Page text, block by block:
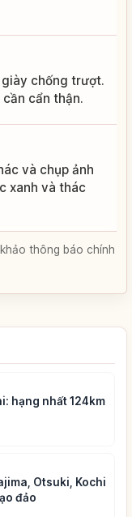
chống trượt.
cẩn thận.
và chụp ảnh
xanh và thác
thông báo chính
hạng nhất 124km
Otsuki, Kochi
đảo